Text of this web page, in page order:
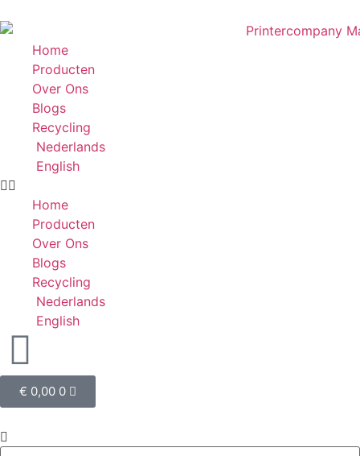
Home
Producten
Over Ons
Blogs
Recycling
Nederlands
English
Home
Producten
Over Ons
Blogs
Recycling
Nederlands
English
€ 0,00 0